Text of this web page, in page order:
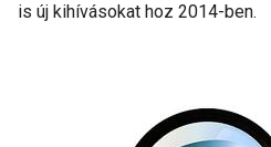
is új kihívásokat hoz 2014-ben.